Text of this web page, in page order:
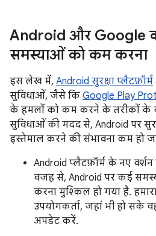
Android और Google
समस्याओं को कम करना
इस लेख में, Android सुरक्षा प्लैटफ़ॉर्म
सुविधाओं, जैसे कि Google Play
के हमलों को कम करने के तरीकों के
सुविधाओं की मदद से, Android पर
इस्तेमाल करने की संभावना कम हो
Android प्लैटफ़ॉर्म के नए
वजह से, Android पर कई
करना मुश्किल हो गया है.
उपयोगकर्ता, जहां भी हो सके
अपडेट करें.